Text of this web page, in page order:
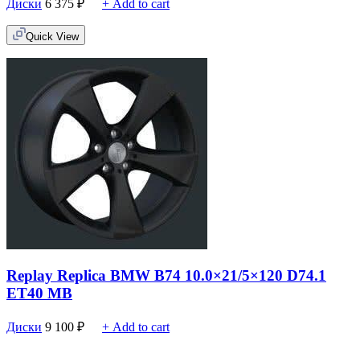
Диски 6 375 ₽ + Add to cart
Quick View
Replay Replica BMW B74 10.0×21/5×120 D74.1
ET40 MB
Диски 9 100 ₽ + Add to cart